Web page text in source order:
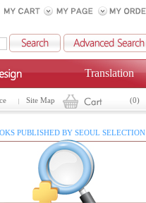
Translation
Site Map (0)
PUBLISHED BY SEOUL SELECTION